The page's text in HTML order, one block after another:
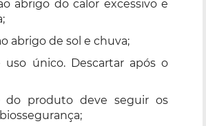
abrigo do calor excessivo e
abrigo de sol e chuva;
uso único. Descartar após o
do produto deve seguir os